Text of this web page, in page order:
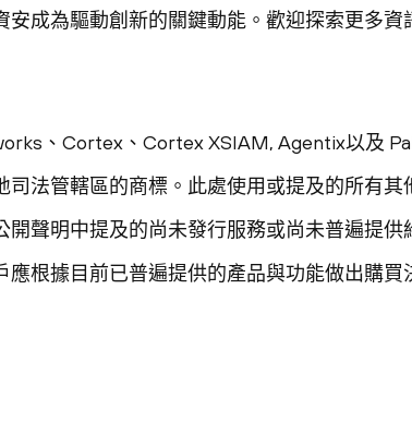
安成為驅動創新的關鍵動能。歡迎探索更多
、Cortex、Cortex XSIAM, Agentix以及
司法管轄區的商標。此處使用或提及的所有
開聲明中提及的尚未發行服務或尚未普遍提
應根據目前已普遍提供的產品與功能做出購買